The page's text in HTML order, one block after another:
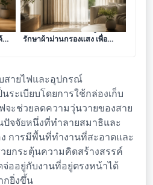
ด
ศิลปะการคัดสรรและดูแล
รักษาผ้าม่านกรองแสง เพื่อ
สายไฟและอุปกรณ์
ระเบียบโดยการใช้กล่องเก็บ
จะช่วยลดความวุ่นวายของสาย
ปัจจัยหนึ่งที่ทำลายสมาธิและ
การมีพื้นที่ทำงานที่สะอาดและ
ยกระตุ้นความคิดสร้างสรรค์
ออยู่กับงานที่อยู่ตรงหน้าได้
กยิ่งขึ้น